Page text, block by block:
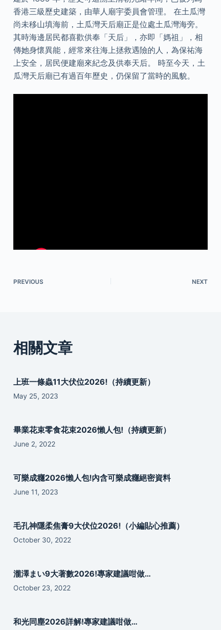
香港三級歷史建築，由華人廟宇委員會管理。 在土瓜灣
尚未移山填海前，土瓜灣天后廟正是位處土瓜灣海旁。
其時海邊居民都喜歡供奉「天后」，亦即「媽祖」，相
傳她身懷異能，經常來往海上拯救遇險的人，為保祐海
上安全，居民便建廟來紀念及供奉天后。 時至今天，土
瓜灣天后廟已有過百年歷史，仍保留了當時的風貌。
PREVIOUS NEXT
相關文章
上班一條蟲11大伏位2026!（持續更新）
May 25, 2023
畢業花束零食花束2026懶人包!（持續更新）
June 2, 2022
可樂成癮2026懶人包!內含可樂成癮絕密資料
June 11, 2023
毛孔神隱柔焦膏9大伏位2026!（小編貼心推薦）
October 30, 2022
瀧澤まい9大著數2026!專家建議咁做…
October 23, 2022
和光同塵2026詳解!專家建議咁做…